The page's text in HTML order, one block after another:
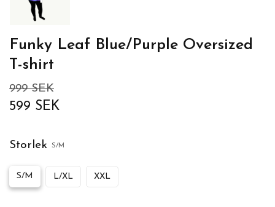
Funky Leaf Blue/Purple Oversized
T-shirt
999 SEK
599 SEK
Storlek S/M
S/M L/XL XXL